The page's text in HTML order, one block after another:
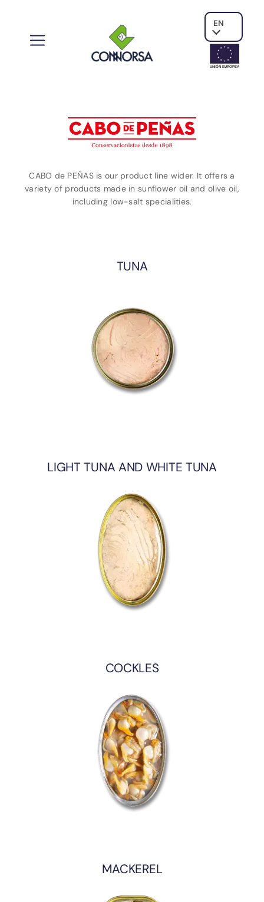
EN
UNIÓN EUROPEA
CABO de PEÑAS is our product line wider. It offers a
variety of products made in sunflower oil and olive oil,
including low-salt specialities.
TUNA
LIGHT TUNA AND WHITE TUNA
COCKLES
MACKEREL